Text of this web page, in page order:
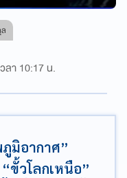
ลา 10:17 น.
มิอากาศ”
ขั้วโลกเหนือ”